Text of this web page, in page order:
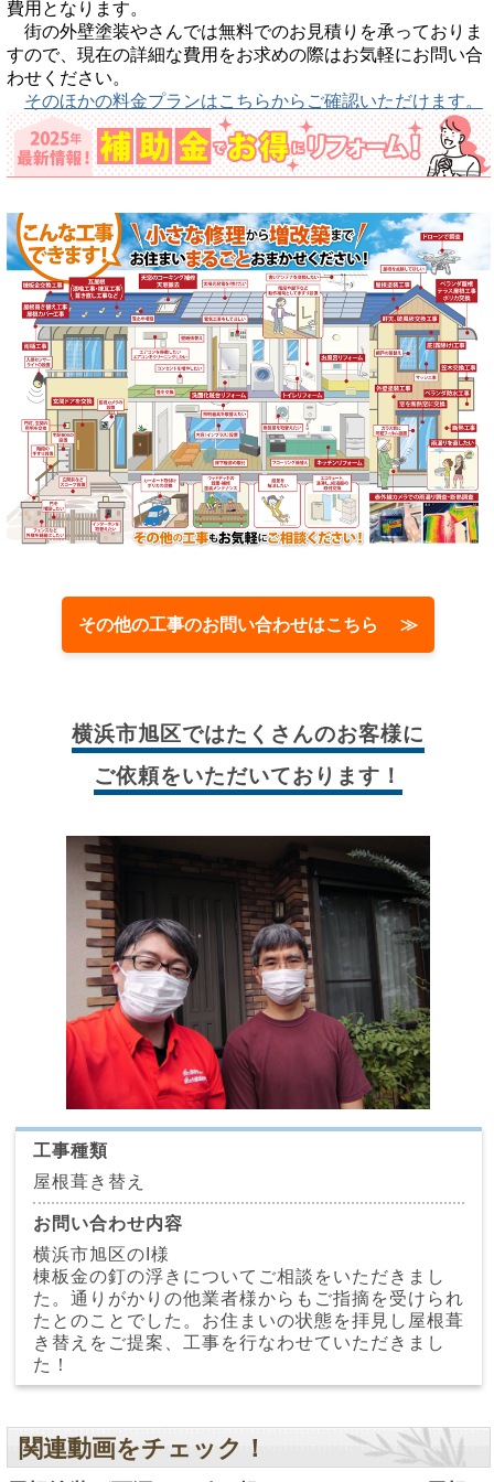
費用となります。
街の外壁塗装やさんでは無料でのお見積りを承っておりま
すので、現在の詳細な費用をお求めの際はお気軽にお問い合
わせください。
そのほかの料金プランはこちらからご確認いただけます。
その他の工事のお問い合わせはこちら ≫
横浜市旭区ではたくさんのお客様に
ご依頼をいただいております！
工事種類
屋根葺き替え
お問い合わせ内容
横浜市旭区のI様
棟板金の釘の浮きについてご相談をいただきまし
た。通りがかりの他業者様からもご指摘を受けられ
たとのことでした。お住まいの状態を拝見し屋根葺
き替えをご提案、工事を行なわせていただきまし
た！
関連動画をチェック！